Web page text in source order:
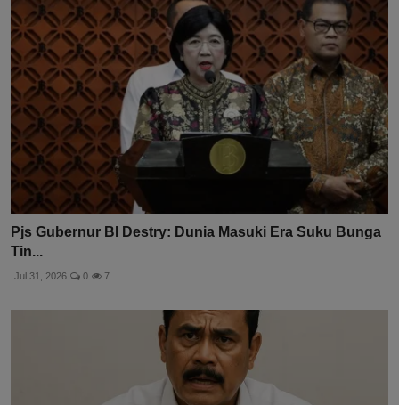
Pjs Gubernur BI Destry: Dunia Masuki Era Suku Bunga
Tin...
Jul 31, 2026 0 7